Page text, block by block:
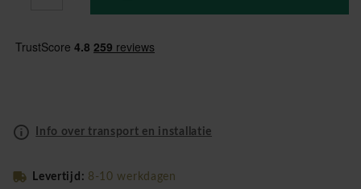
Info over transport en installatie
Levertijd: 8-10 werkdagen